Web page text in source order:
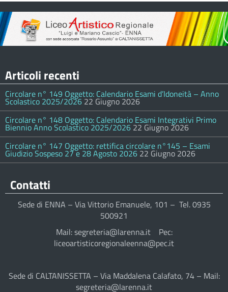
Articoli recenti
Circolare n° 149 Oggetto: Calendario Esami d’Idoneità – Anno
Scolastico 2025/2026 22 Giugno 2026
Circolare n° 148 Oggetto: Calendario Esami Integrativi Primo
Biennio Anno Scolastico 2025/2026 22 Giugno 2026
Circolare n° 147 Oggetto: rettifica circolare n°145 – Esami
Giudizio Sospeso 27 e 28 Agosto 2026 22 Giugno 2026
Contatti
Sede di ENNA – Via Vittorio Emanuele, 101 – Tel. 0935
500921
Mail: segreteria@larenna.it Pec:
liceoartisticoregionaleenna@pec.it
Sede di CALTANISSETTA – Via Maddalena Calafato, 74 – Mail:
segreteria@larenna.it